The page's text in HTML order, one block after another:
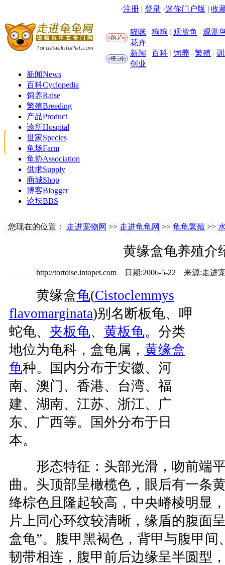
·注册 | 登录 ·迷你门户版 | 收
猫咪 | 狗狗 | 观赏鱼 | 观赏
花卉
新闻 | 百科 | 饲养 | 繁殖 |
创业
新闻News
百科Cyclopedia
饲养Raise
繁殖Breeding
产品Product
诊所Hospital
世家Species
龟场Farm
龟协Association
供求Supply
商城Shop
博客Blogger
论坛BBS
您现在的位置： 走进宠物网 >> 走进龟龟网 >> 龟龟繁殖 >>
黄缘盒龟养殖介
http://tortoise.intopet.com 日期:2006-5-22 来源:走
黄缘盒龟(Cistoclemmys
flavomarginata)别名断板龟、呷
蛇龟、 夹板龟、 黄板龟。分类
地位为龟科，盒龟属， 黄缘盒
龟种。国内分布于安徽、河
南、澳门、香港、台湾、福
建、湖南、江苏、浙江、广
东、广西等。国外分布于日
本。
形态特征：头部光滑，吻前端平
曲。头顶部呈橄榄色，眼后有一条
绛棕色且隆起较高，中央嵴棱明显
片上同心环纹较清晰，缘盾的腹面
盒龟”。腹甲黑褐色，背甲与腹甲间
韧带相连，腹甲前后边缘呈半圆型